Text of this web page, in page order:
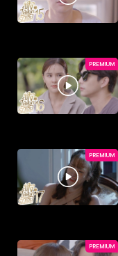
PREMIUM
PREMIUM
PREMIUM